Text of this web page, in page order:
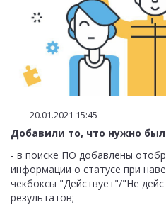
20.01.2021 15:45
Добавили то, что нужно
- в поиске ПО добавлены
информации о статусе при
чекбоксы "Действует"/"Не
результатов;